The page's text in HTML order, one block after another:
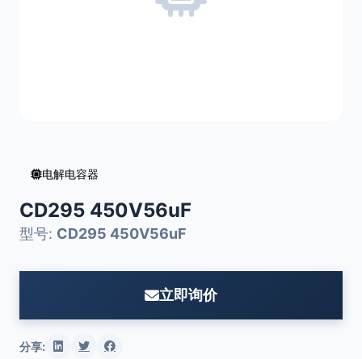
电解电容器
CD295 450V56uF
型号: CD295 450V56uF
立即询价
分享: